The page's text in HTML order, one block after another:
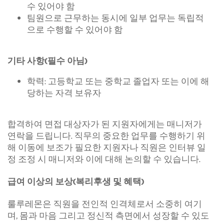
수 있어야 함
팀원으로 근무하는 동시에 일부 업무는 독립적
으로 수행할 수 있어야 함
기타 사항(필수 아님)
학력: 고등학교 또는 중학교 졸업자 또는 이에 해
당하는 자격 보유자
합격하여 면접 대상자가 된 지원자에게는 매니저가
연락을 드립니다. 직무의 중요한 업무를 수행하기 위
해 이동에 보조가 필요한 지원자나 직원은 인터뷰 일
정 조정 시 매니저와 이에 대해 논의할 수 있습니다.
급여 이상의 보상(복리후생 및 혜택)
룰루레몬은 직원을 전인적 인격체로서 소중히 여기
며, 몸과 마음 그리고 정신적 측면에서 성장할 수 있도